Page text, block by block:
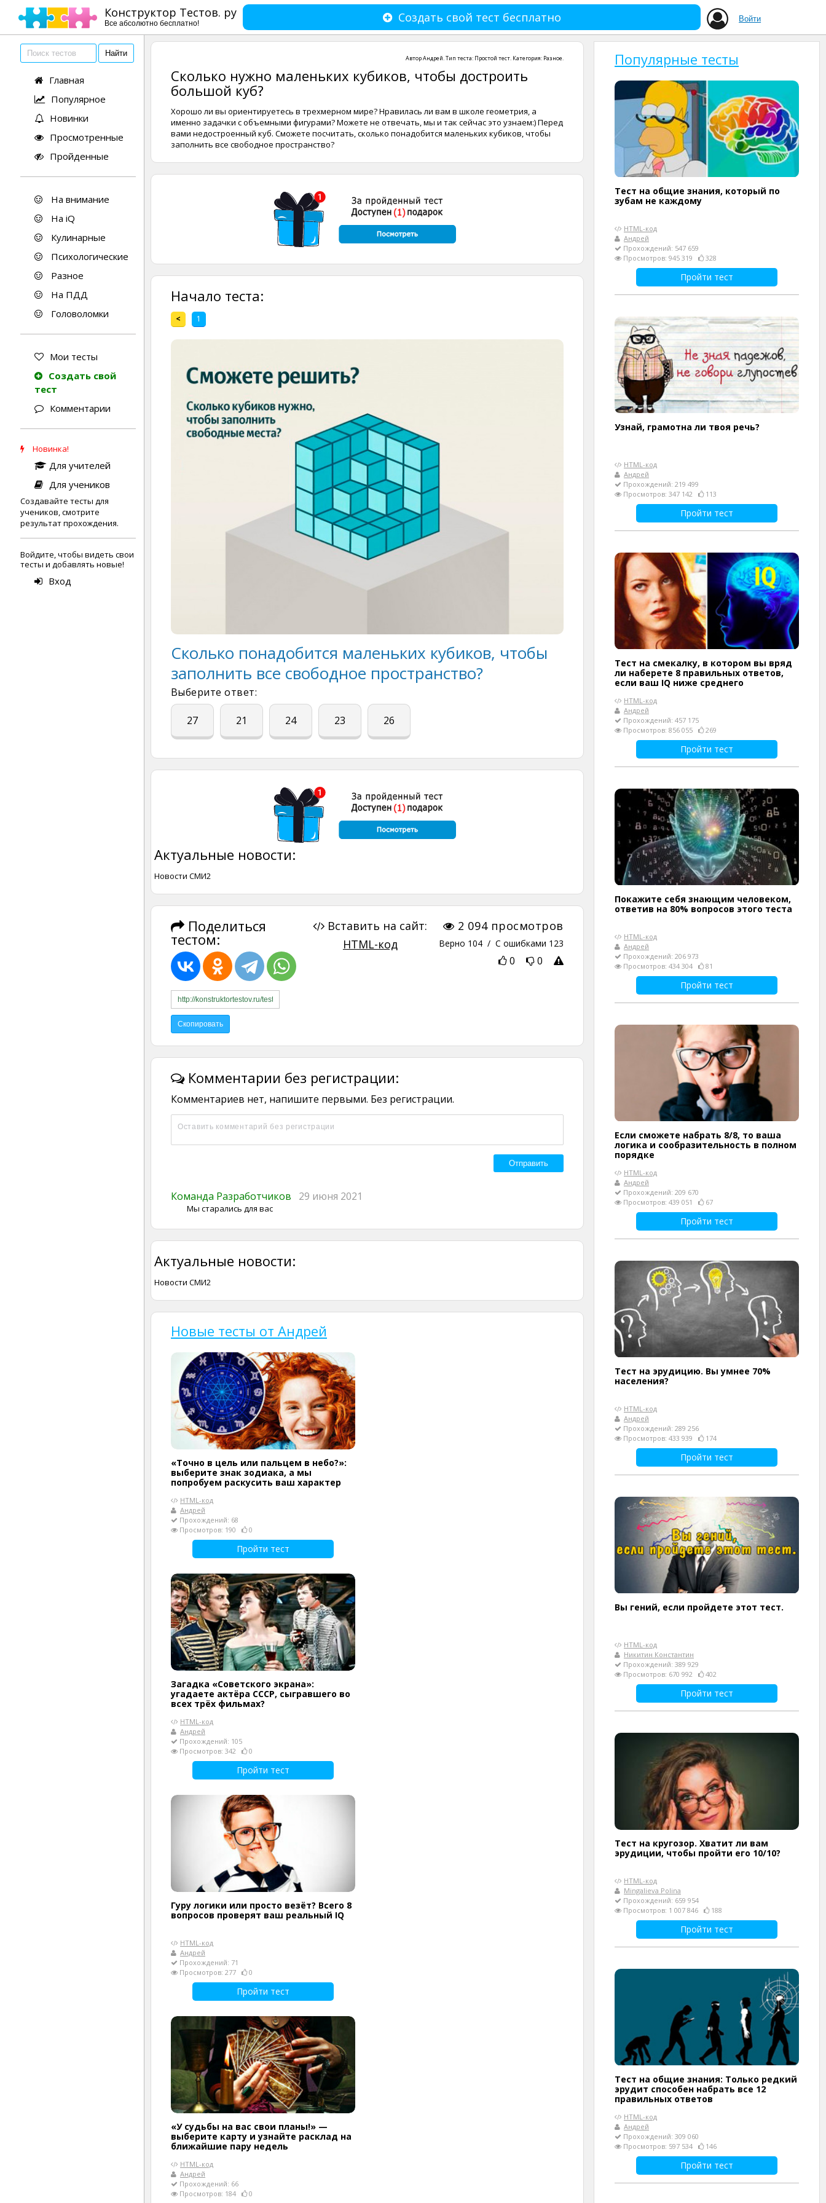
Конструктор Тестов. ру
Все абсолютно бесплатно! Войти
Создать свой тест бесплатно
Главная
Популярное
Новинки
Просмотренные
Пройденные
На внимание
На iQ
Кулинарные
Психологические
Разное
На ПДД
Головоломки
Мои тесты
Создать свой
тест
Комментарии
Новинка!
Для учителей
Для учеников
Создавайте тесты для
учеников, смотрите
результат прохождения.
Войдите, чтобы видеть свои
тесты и добавлять новые!
Вход
АвторАндрей. Тип теста: Простой тест. Категория: Разное.
Сколько нужно маленьких кубиков, чтобы достроить
большой куб?
Хорошо ли вы ориентируетесь в трехмерном мире? Нравилась ли вам в школе геометрия, а
именно задачки с объемными фигурами? Можете не отвечать, мы и так сейчас это узнаем:) Перед
вами недостроенный куб. Сможете посчитать, сколько понадобится маленьких кубиков, чтобы
заполнить все свободное пространство?
Начало теста:
< 1
Сколько понадобится маленьких кубиков, чтобы
заполнить все свободное пространство?
Выберите ответ:
27 21 24 23 26
Актуальные новости:
Новости СМИ2
Поделиться
тестом:
2 094просмотров
Верно 104 / С ошибками 123
0 0
Вставить на сайт:
HTML-код
Комментарии без регистрации:
Комментариев нет, напишите первыми. Без регистрации.
Команда Разработчиков 29 июня 2021
Мы старались для вас
Актуальные новости:
Новости СМИ2
Новые тесты от Андрей
«Точно в цель или пальцем в небо?»:
выберите знак зодиака, а мы
попробуем раскусить ваш характер
HTML-код
Андрей
Прохождений: 68
Просмотров: 190
0
Пройти тест
Загадка «Советского экрана»:
угадаете актёра СССР, сыгравшего во
всех трёх фильмах?
HTML-код
Андрей
Прохождений: 105
Просмотров: 342
0
Пройти тест
Гуру логики или просто везёт? Всего 8
вопросов проверят ваш реальный IQ
HTML-код
Андрей
Прохождений: 71
Просмотров: 277
0
Пройти тест
«У судьбы на вас свои планы!» —
выберите карту и узнайте расклад на
ближайшие пару недель
HTML-код
Андрей
Прохождений: 66
Просмотров: 184
0
Популярные тесты
Тест на общие знания, который по
зубам не каждому
HTML-код
Андрей
Прохождений: 547 659
Просмотров: 945 319
328
Пройти тест
Узнай, грамотна ли твоя речь?
HTML-код
Андрей
Прохождений: 219 499
Просмотров: 347 142
113
Пройти тест
Тест на смекалку, в котором вы вряд
ли наберете 8 правильных ответов,
если ваш IQ ниже среднего
HTML-код
Андрей
Прохождений: 457 175
Просмотров: 856 055
269
Пройти тест
Покажите себя знающим человеком,
ответив на 80% вопросов этого теста
HTML-код
Андрей
Прохождений: 206 973
Просмотров: 434 304
81
Пройти тест
Если сможете набрать 8/8, то ваша
логика и сообразительность в полном
порядке
HTML-код
Андрей
Прохождений: 209 670
Просмотров: 439 051
67
Пройти тест
Тест на эрудицию. Вы умнее 70%
населения?
HTML-код
Андрей
Прохождений: 289 256
Просмотров: 433 939
174
Пройти тест
Вы гений, если пройдете этот тест.
HTML-код
Никитин Константин
Прохождений: 389 929
Просмотров: 670 992
402
Пройти тест
Тест на кругозор. Хватит ли вам
эрудиции, чтобы пройти его 10/10?
HTML-код
Mingalieva Polina
Прохождений: 659 954
Просмотров: 1 007 846
188
Пройти тест
Тест на общие знания: Только редкий
эрудит способен набрать все 12
правильных ответов
HTML-код
Андрей
Прохождений: 309 060
Просмотров: 597 534
146
Пройти тест